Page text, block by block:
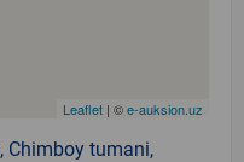
Leaflet | ©e-auksion.uz
Chimboy tumani,